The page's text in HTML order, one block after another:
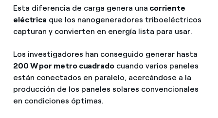
Esta diferencia de carga genera una corriente
eléctrica que los nanogeneradores triboeléctricos
capturan y convierten en energía lista para usar.
Los investigadores han conseguido generar hasta
200 W por metro cuadradocuando varios paneles
están conectados en paralelo, acercándose a la
producción de los paneles solares convencionales
en condiciones óptimas.